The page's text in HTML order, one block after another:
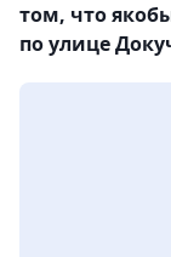
том, что
по улице